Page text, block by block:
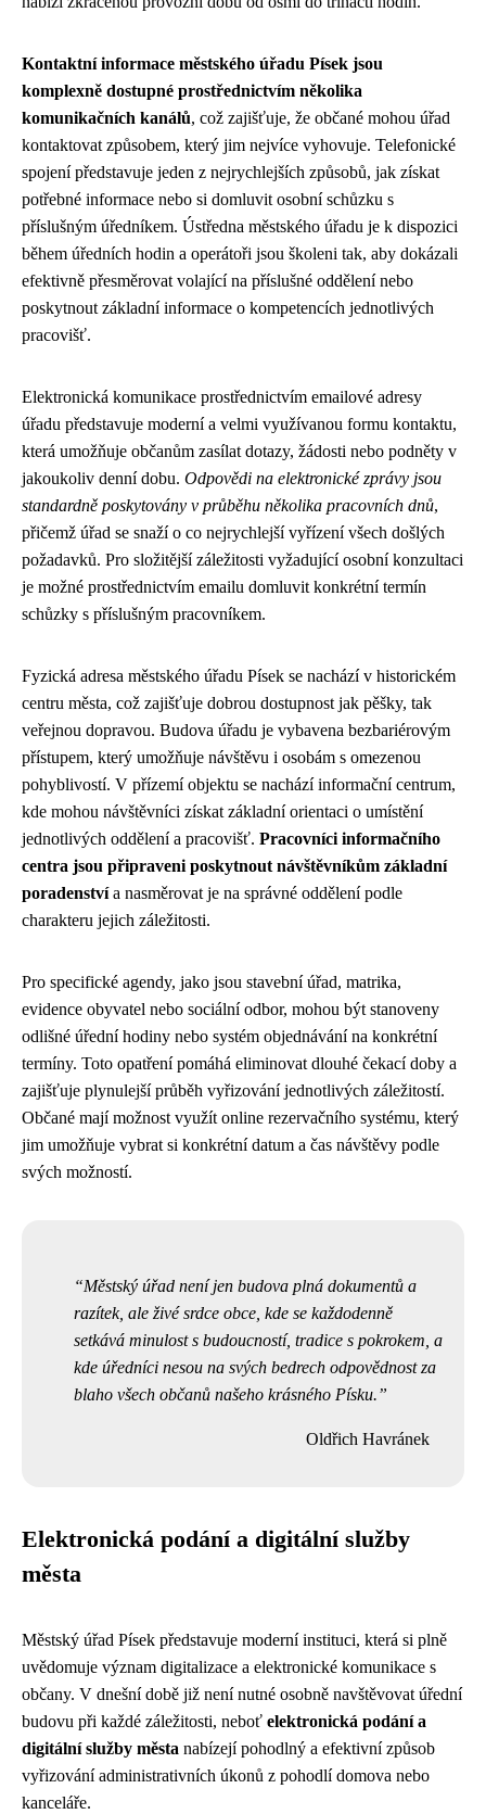
Kontaktní informace městského úřadu Písek jsou
komplexně dostupné prostřednictvím několika
komunikačních kanálů, což zajišťuje, že občané mohou úřad
kontaktovat způsobem, který jim nejvíce vyhovuje. Telefonické
spojení představuje jeden z nejrychlejších způsobů, jak získat
potřebné informace nebo si domluvit osobní schůzku s
příslušným úředníkem. Ústředna městského úřadu je k dispozici
během úředních hodin a operátoři jsou školeni tak, aby dokázali
efektivně přesměrovat volající na příslušné oddělení nebo
poskytnout základní informace o kompetencích jednotlivých
pracovišť.
Elektronická komunikace prostřednictvím emailové adresy
úřadu představuje moderní a velmi využívanou formu kontaktu,
která umožňuje občanům zasílat dotazy, žádosti nebo podněty v
jakoukoliv denní dobu. Odpovědi na elektronické zprávy jsou
standardně poskytovány v průběhu několika pracovních dnů,
přičemž úřad se snaží o co nejrychlejší vyřízení všech došlých
požadavků. Pro složitější záležitosti vyžadující osobní konzultaci
je možné prostřednictvím emailu domluvit konkrétní termín
schůzky s příslušným pracovníkem.
Fyzická adresa městského úřadu Písek se nachází v historickém
centru města, což zajišťuje dobrou dostupnost jak pěšky, tak
veřejnou dopravou. Budova úřadu je vybavena bezbariérovým
přístupem, který umožňuje návštěvu i osobám s omezenou
pohyblivostí. V přízemí objektu se nachází informační centrum,
kde mohou návštěvníci získat základní orientaci o umístění
jednotlivých oddělení a pracovišť. Pracovníci informačního
centra jsou připraveni poskytnout návštěvníkům základní
poradenstvía nasměrovat je na správné oddělení podle
charakteru jejich záležitosti.
Pro specifické agendy, jako jsou stavební úřad, matrika,
evidence obyvatel nebo sociální odbor, mohou být stanoveny
odlišné úřední hodiny nebo systém objednávání na konkrétní
termíny. Toto opatření pomáhá eliminovat dlouhé čekací doby a
zajišťuje plynulejší průběh vyřizování jednotlivých záležitostí.
Občané mají možnost využít online rezervačního systému, který
jim umožňuje vybrat si konkrétní datum a čas návštěvy podle
svých možností.
Městský úřad není jen budova plná dokumentů a
razítek, ale živé srdce obce, kde se každodenně
setkává minulost s budoucností, tradice s pokrokem, a
kde úředníci nesou na svých bedrech odpovědnost za
blaho všech občanů našeho krásného Písku.
Oldřich Havránek
Elektronická podání a digitální služby
města
Městský úřad Písek představuje moderní instituci, která si plně
uvědomuje význam digitalizace a elektronické komunikace s
občany. V dnešní době již není nutné osobně navštěvovat úřední
budovu při každé záležitosti, neboť elektronická podání a
digitální služby města nabízejí pohodlný a efektivní způsob
vyřizování administrativních úkonů z pohodlí domova nebo
kanceláře.